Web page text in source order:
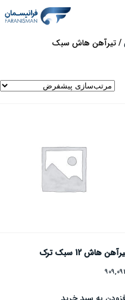
/ تیرآهن هاش سبک
هاش 12 سبک ترک
909,091